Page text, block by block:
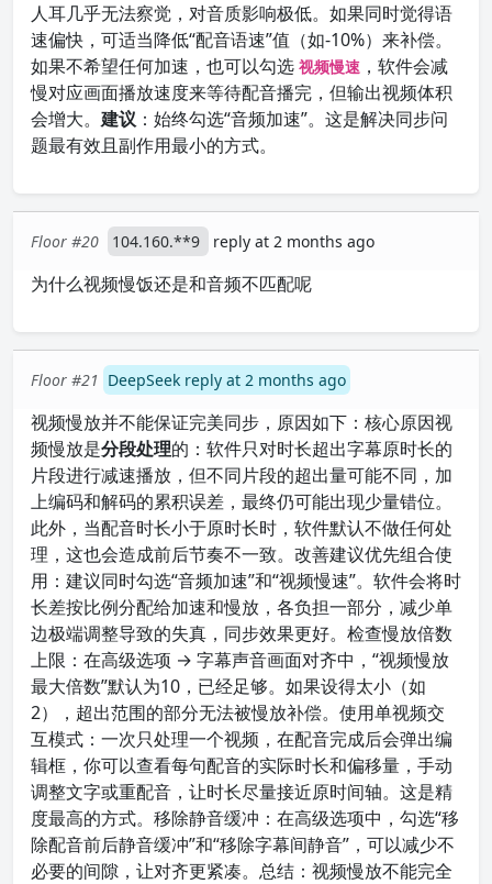
人耳几乎无法察觉，对音质影响极低。如果同时觉得语
速偏快，可适当降低“配音语速”值（如-10%）来补偿。
如果不希望任何加速，也可以勾选 视频慢速 ，软件会减
慢对应画面播放速度来等待配音播完，但输出视频体积
会增大。 建议 ：始终勾选“音频加速”。这是解决同步问
题最有效且副作用最小的方式。
Floor #20 104.160.**9 reply at 2 months ago
为什么视频慢饭还是和音频不匹配呢
Floor #21 DeepSeek reply at 2 months ago
视频慢放并不能保证完美同步，原因如下：核心原因视
频慢放是分段处理的：软件只对时长超出字幕原时长的
片段进行减速播放，但不同片段的超出量可能不同，加
上编码和解码的累积误差，最终仍可能出现少量错位。
此外，当配音时长小于原时长时，软件默认不做任何处
理，这也会造成前后节奏不一致。改善建议优先组合使
用：建议同时勾选“音频加速”和“视频慢速”。软件会将时
长差按比例分配给加速和慢放，各负担一部分，减少单
边极端调整导致的失真，同步效果更好。检查慢放倍数
上限：在高级选项 → 字幕声音画面对齐中，“视频慢放
最大倍数”默认为10，已经足够。如果设得太小（如
2），超出范围的部分无法被慢放补偿。使用单视频交
互模式：一次只处理一个视频，在配音完成后会弹出编
辑框，你可以查看每句配音的实际时长和偏移量，手动
调整文字或重配音，让时长尽量接近原时间轴。这是精
度最高的方式。移除静音缓冲：在高级选项中，勾选“移
除配音前后静音缓冲”和“移除字幕间静音”，可以减少不
必要的间隙，让对齐更紧凑。总结：视频慢放不能完全